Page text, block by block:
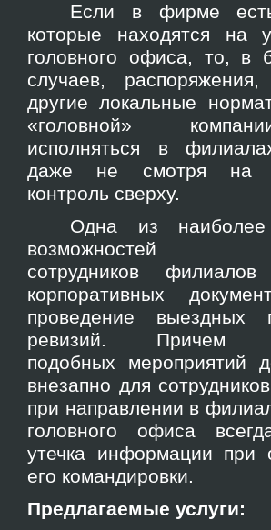
Если в фирме
которые находятся на
головного офиса, то, в
случаев,
другие локальные
«головной»
исполняться в
даже не смотря на
контроль сверху.
Одна из наиболее
возможностей
сотрудников
корпоративных
проведение выездных
ревизий. Причем
подобных мероприятий
внезапно для
при направлении в
головного офиса
утечка информации при
его командировки.
Предлагаемые услуги: